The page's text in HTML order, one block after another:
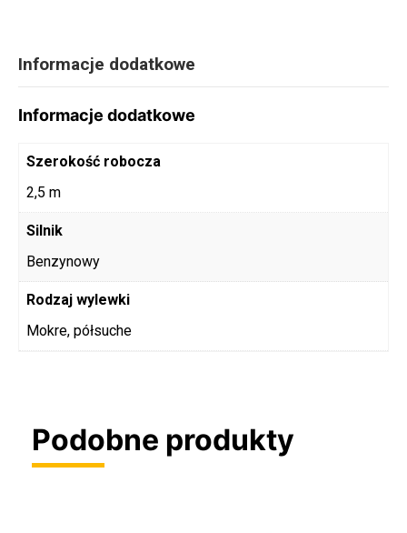
Informacje dodatkowe
Informacje dodatkowe
Szerokość robocza
2,5 m
Silnik
Benzynowy
Rodzaj wylewki
Mokre, półsuche
Podobne produkty